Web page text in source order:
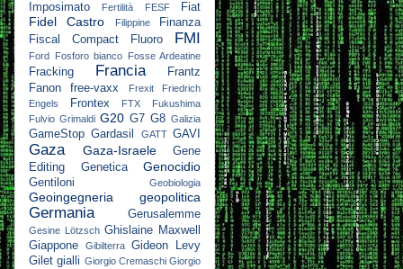
Imposimato
Fertilità FESF Fiat
Fidel Castro Filippine
Finanza
Fiscal Compact
Fluoro FMI
Ford Fosforo bianco Fosse Ardeatine
Fracking Francia
Frantz
Fanon
free-vaxx Frexit
Friedrich
Engels
Frontex FTX
Fukushima
Fulvio Grimaldi G20 G7 G8 Galizia
GameStop Gardasil GATT GAVI
Gaza Gaza-Israele
Gene
Editing
Genetica Genocidio
Gentiloni Geobiologia
Geoingegneria geopolitica
Germania Gerusalemme
Gesine Lötzsch Ghislaine Maxwell
Giappone
Gibilterra Gideon Levy
Gilet gialli Giorgio Cremaschi Giorgio